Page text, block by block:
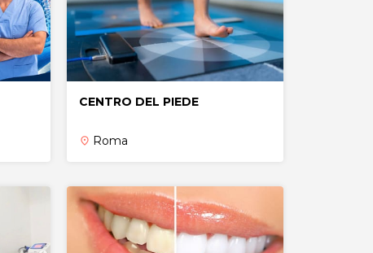
CENTRO DEL PIEDE
place Roma